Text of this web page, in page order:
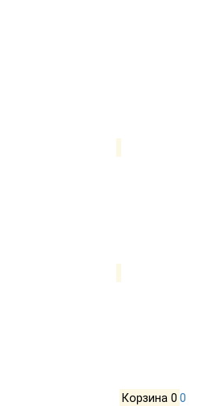
Корзина 0 0